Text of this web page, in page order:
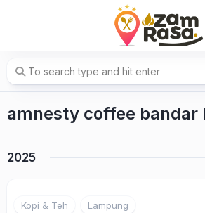
amnesty coffee bandar
2025
Kopi & Teh Lampung